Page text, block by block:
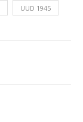
UUD 1945